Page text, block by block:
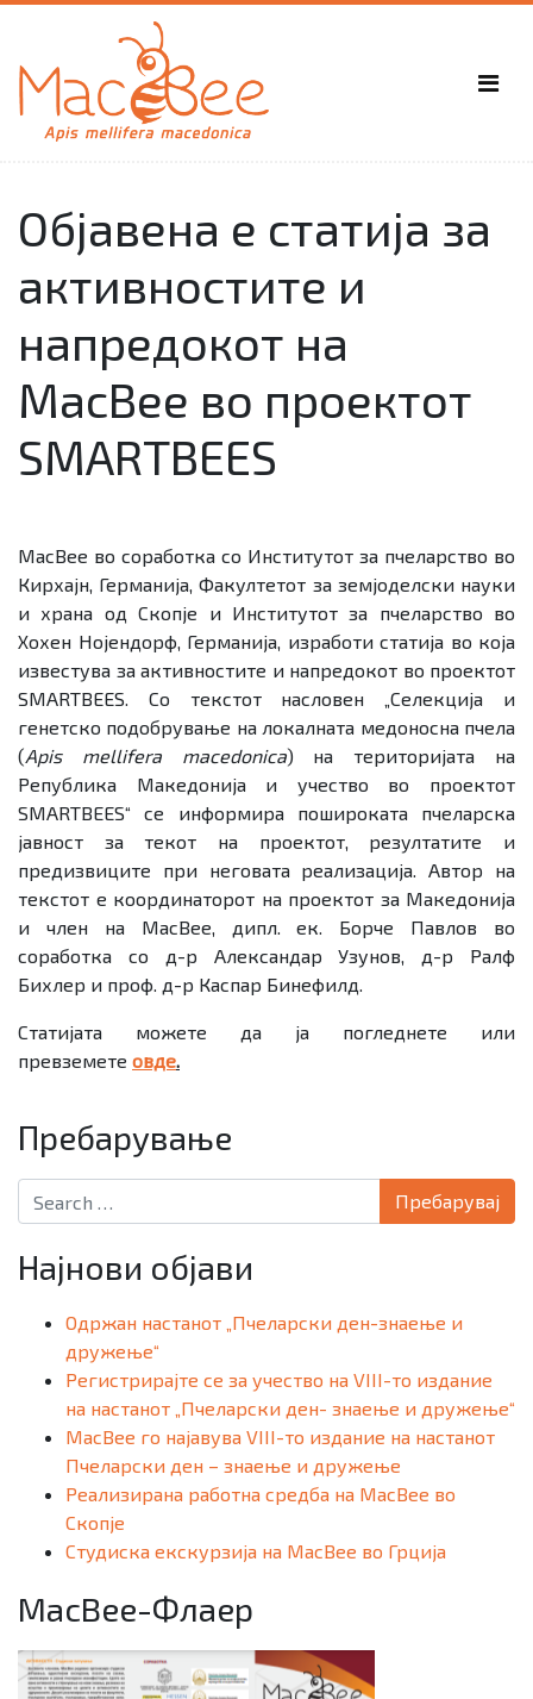
Објавена е статија за
активностите и
напредокот на
MacBee во проектот
SMARTBEES
MacBee во соработка со Институтот за пчеларство во
Кирхајн, Германија, Факултетот за земјоделски науки
и храна од Скопје и Институтот за пчеларство во
Хохен Нојендорф, Германија, изработи статија во која
известува за активностите и напредокот во проектот
SMARTBEES. Со текстот насловен „Селекција и
генетско подобрување на локалната медоносна пчела
(Apis mellifera macedonica) на територијата на
Република Македонија и учество во проектот
SMARTBEES“ се информира пошироката пчеларска
јавност за текот на проектот, резултатите и
предизвиците при неговата реализација. Автор на
текстот е координаторот на проектот за Македонија
и член на MacBee, дипл. ек. Борче Павлов во
соработка со д-р Александар Узунов, д-р Ралф
Бихлер и проф. д-р Каспар Бинефилд.
Статијата можете да ја погледнете или
превземете овде.
Пребарување
Search for:
Најнови објави
Одржан настанот „Пчеларски ден-знаење и
дружење“
Регистрирајте се за учество на VIII-то издание
на настанот „Пчеларски ден- знаење и дружење“
MacBee го најавува VIII-то издание на настанот
Пчеларски ден – знаење и дружење
Реализирана работна средба на MacBee во
Скопје
Студиска екскурзија на MacBee во Грција
MacBee-Флаер